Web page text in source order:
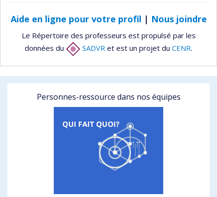
Aide en ligne pour votre profil | Nous joindre
Le Répertoire des professeurs est propulsé par les
données du
SADVR et est un projet du CENR.
Personnes-ressource dans nos équipes